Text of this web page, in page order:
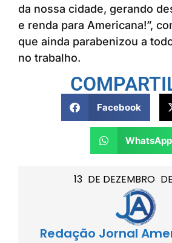
13 DE DEZEMBRO DE
Redação Jornal
da nossa cidade, gerando
e renda para Americana!”,
que ainda parabenizou a
no trabalho.
Facebook
WhatsApp